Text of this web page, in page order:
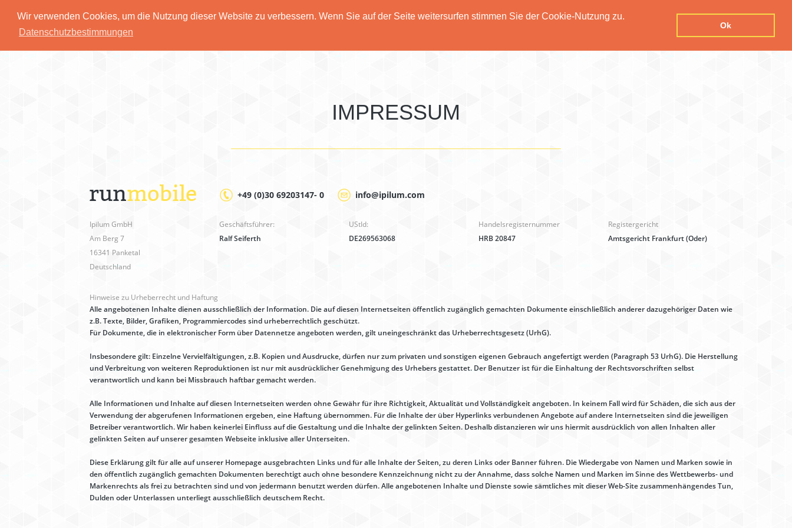
Wir verwenden Cookies, um die Nutzung dieser Website zu verbessern. Wenn Sie auf der Seite weitersurfen stimmen Sie der Cookie-Nutzung zu.
Datenschutzbestimmungen
Ok
Home Leistungen Über Uns Preise Datenschutzerklärung Impressum
IMPRESSUM
+49 (0)30 69203147- 0 info@ipilum.com
Ipilum GmbH
Am Berg 7
16341 Panketal
Deutschland
Geschäftsführer:
Ralf Seiferth
UStId:
DE269563068
Handelsregisternummer
HRB 20847
Registergericht
Amtsgericht Frankfurt (Oder)
Hinweise zu Urheberrecht und Haftung
Alle angebotenen Inhalte dienen ausschließlich der Information. Die auf diesen Internetseiten öffentlich zugänglich gemachten Dokumente einschließlich anderer dazugehöriger Daten wie
z.B. Texte, Bilder, Grafiken, Programmiercodes sind urheberrechtlich geschützt.
Für Dokumente, die in elektronischer Form über Datennetze angeboten werden, gilt uneingeschränkt das Urheberrechtsgesetz (UrhG).
Insbesondere gilt: Einzelne Vervielfältigungen, z.B. Kopien und Ausdrucke, dürfen nur zum privaten und sonstigen eigenen Gebrauch angefertigt werden (Paragraph 53 UrhG). Die Herstellung
und Verbreitung von weiteren Reproduktionen ist nur mit ausdrücklicher Genehmigung des Urhebers gestattet. Der Benutzer ist für die Einhaltung der Rechtsvorschriften selbst
verantwortlich und kann bei Missbrauch haftbar gemacht werden.
Alle Informationen und Inhalte auf diesen Internetseiten werden ohne Gewähr für ihre Richtigkeit, Aktualität und Vollständigkeit angeboten. In keinem Fall wird für Schäden, die sich aus der
Verwendung der abgerufenen Informationen ergeben, eine Haftung übernommen. Für die Inhalte der über Hyperlinks verbundenen Angebote auf andere Internetseiten sind die jeweiligen
Betreiber verantwortlich. Wir haben keinerlei Einfluss auf die Gestaltung und die Inhalte der gelinkten Seiten. Deshalb distanzieren wir uns hiermit ausdrücklich von allen Inhalten aller
gelinkten Seiten auf unserer gesamten Webseite inklusive aller Unterseiten.
Diese Erklärung gilt für alle auf unserer Homepage ausgebrachten Links und für alle Inhalte der Seiten, zu deren Links oder Banner führen. Die Wiedergabe von Namen und Marken sowie in
den öffentlich zugänglich gemachten Dokumenten berechtigt auch ohne besondere Kennzeichnung nicht zu der Annahme, dass solche Namen und Marken im Sinne des Wettbewerbs- und
Markenrechts als frei zu betrachten sind und von jedermann benutzt werden dürfen. Alle angebotenen Inhalte und Dienste sowie sämtliches mit dieser Web-Site zusammenhängendes Tun,
Dulden oder Unterlassen unterliegt ausschließlich deutschem Recht.